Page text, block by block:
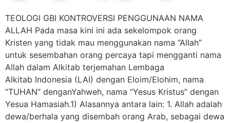
TEOLOGI GBI KONTROVERSI PENGGUNAAN NAMA
ALLAH Pada masa kini ini ada sekelompok orang
Kristen yang tidak mau menggunakan nama “Allah”
untuk sesembahan orang percaya tapi mengganti nama
Allah dalam Alkitab terjemahan Lembaga
Alkitab Indonesia (LAI) dengan Eloim/Elohim, nama
“TUHAN” denganYahweh, nama “Yesus Kristus” dengan
Yesua Hamasiah.1) Alasannya antara lain: 1. Allah adalah
dewa/berhala yang disembah orang Arab, sebagai dewa